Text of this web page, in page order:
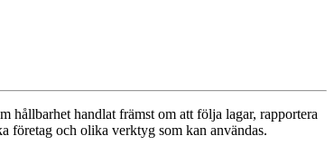
hållbarhet handlat främst om att följa lagar, rapportera
företag och olika verktyg som kan användas.